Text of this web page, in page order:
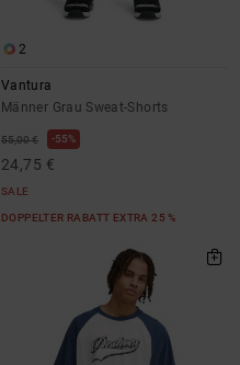
2
Vantura
Männer Grau Sweat-Shorts
55,00 € 55%
24,75 €
SALE
DOPPELTER RABATT EXTRA 25 %